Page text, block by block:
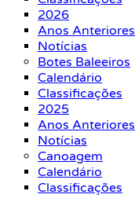
2026
Anos Anteriores
Notícias
Botes Baleeiros
Calendário
Classificações
2025
Anos Anteriores
Notícias
Canoagem
Calendário
Classificações